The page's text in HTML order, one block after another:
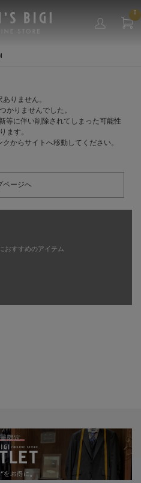
0
りません。
かりませんでした。
等に伴い削除されてしまった可能性
ます。
からサイトへ移動してください。
ページへ
おすすめのアイテム